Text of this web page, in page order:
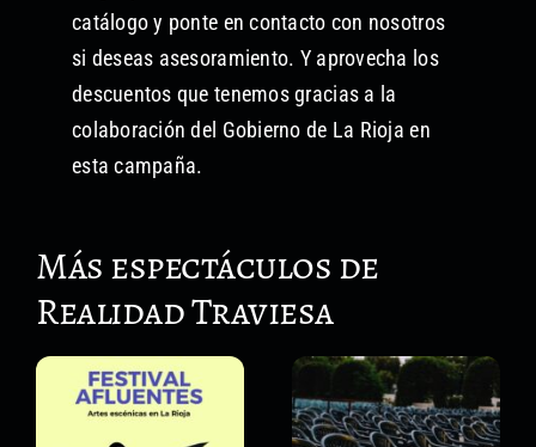
catálogo y ponte en contacto con nosotros
si deseas asesoramiento. Y aprovecha los
descuentos que tenemos gracias a la
colaboración del Gobierno de La Rioja en
esta campaña.
Más espectáculos de
Realidad Traviesa